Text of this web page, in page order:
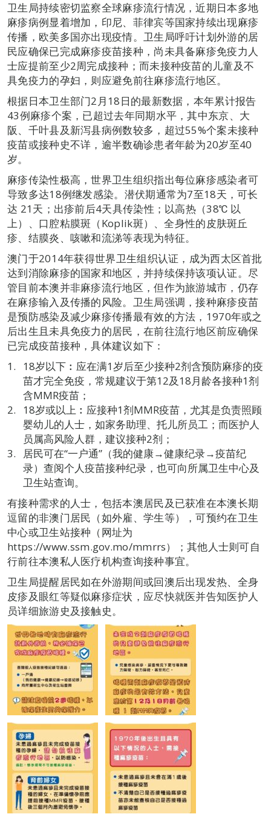
卫生局持续密切监察全球麻疹流行情况，近期日本多地
麻疹病例显着增加，印尼、菲律宾等国家持续出现麻疹
传播，欧美多国亦出现疫情。卫生局呼吁计划外游的居
民应确保已完成麻疹疫苗接种，尚未具备麻疹免疫力人
士应提前至少2周完成接种；而未接种疫苗的儿童及不
具免疫力的孕妇，则应避免前往麻疹流行地区。
根据日本卫生部门2月18日的最新数据，本年累计报告
43例麻疹个案，已超过去年同期水平，其中东京、大
阪、千叶县及新泻县病例数较多，超过55%个案未接种
疫苗或接种史不详，逾半数确诊患者年龄为20岁至40
岁。
麻疹传染性极高，世界卫生组织指出每位麻疹感染者可
导致多达18例继发感染。潜伏期通常为7至18天，可长
达 21天；出疹前后4天具传染性；以高热（38℃ 以
上）、口腔粘膜斑（Koplik斑）、全身性的皮肤斑丘
疹、结膜炎、咳嗽和流涕等表现为特征。
澳门于2014年获得世界卫生组织认证，成为西太区首批
达到消除麻疹的国家和地区，并持续保持该项认证。尽
管目前本澳并非麻疹流行地区，但作为旅游城市，仍存
在麻疹输入及传播的风险。卫生局强调，接种麻疹疫苗
是预防感染及减少麻疹传播最有效的方法，1970年或之
后出生且未具免疫力的居民，在前往流行地区前应确保
已完成疫苗接种，具体建议如下：
18岁以下︰应在满1岁后至少接种2剂含预防麻疹的疫
苗才完全免疫，常规建议于第12及18月龄各接种1剂
含MMR疫苗；
18岁或以上︰应接种1剂MMR疫苗，尤其是负责照顾
婴幼儿的人士，如家务助理、托儿所员工；而医护人
员属高风险人群，建议接种2剂；
居民可在“一户通”（我的健康→健康纪录→疫苗纪
录）查阅个人疫苗接种纪录，也可向所属卫生中心及
卫生站查询。
有接种需求的人士，包括本澳居民及已获准在本澳长期
逗留的非澳门居民（如外雇、学生等），可预约在卫生
中心或卫生站接种（网址为
https://www.ssm.gov.mo/mmrrs）；其他人士则可自
行前往本澳私人医疗机构查询接种事宜。
卫生局提醒居民如在外游期间或回澳后出现发热、全身
皮疹及眼红等疑似麻疹症状，应尽快就医并告知医护人
员详细旅游史及接触史。